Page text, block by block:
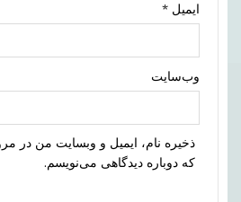
ایمیل *
وب‌سایت
ذخیره نام، ایمیل و وبسایت من در
که دوباره دیدگاهی می‌نویسم.